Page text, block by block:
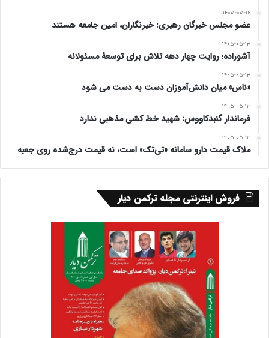
۱۴۰۵-۰۵-۱۶
عضو مجلس خبرگان رهبری: خبرنگاران، امین جامعه هستند
۱۴۰۵-۰۵-۱۳
آشوراده؛ روایت چهار دهه تلاش برای توسعهٔ مسئولانه
۱۴۰۵-۰۵-۱۳
«ناس» میان دانش‌آموزان دست به دست می شود
۱۴۰۵-۰۵-۱۳
فرماندار گنبدکاووس: شهید خط کشی مذهبی ندارد
۱۴۰۵-۰۵-۱۳
ملاک قیمت دارو سامانه «تی‌تک» است، نه قیمت درج‌شده روی جعبه
فروش اینترنتی مجله ترکمن دیار